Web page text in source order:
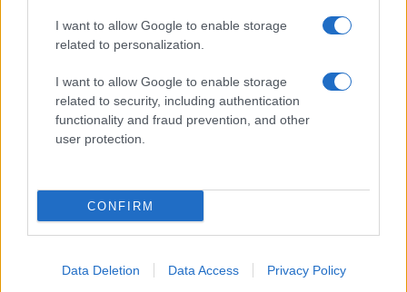
I want to allow Google to enable storage
related to personalization.
I want to allow Google to enable storage
related to security, including authentication
functionality and fraud prevention, and other
user protection.
CONFIRM
Data Deletion Data Access Privacy Policy